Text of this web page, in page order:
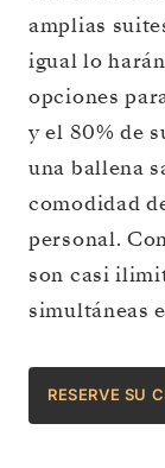
amplias
igual lo
opciones
y el 80% de
una ballena
comodidad
personal.
son casi
simultáneas
RESERVE SU